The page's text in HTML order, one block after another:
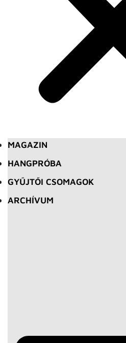
MAGAZIN
HANGPRÓBA
GYŰJTŐI CSOMAGOK
ARCHÍVUM